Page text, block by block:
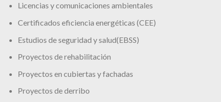
Licencias y comunicaciones ambientales
Certificados eficiencia energéticas (CEE)
Estudios de seguridad y salud(EBSS)
Proyectos de rehabilitación
Proyectos en cubiertas y fachadas
Proyectos de derribo